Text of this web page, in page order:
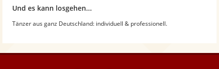
Und es kann losgehen...
Tänzer aus ganz Deutschland: individuell & professionell.